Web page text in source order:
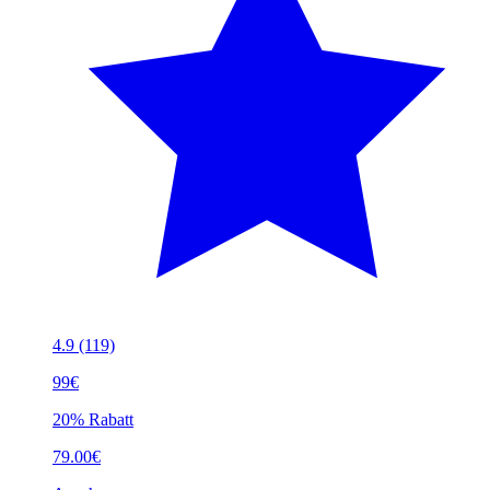
4.9 (119)
99€
20% Rabatt
79.00€